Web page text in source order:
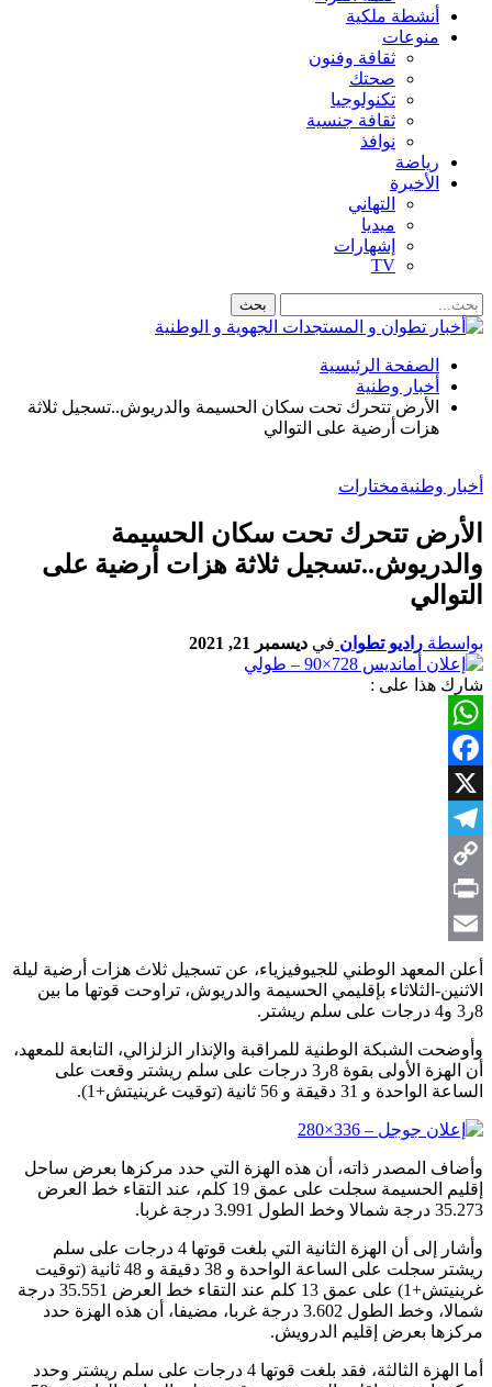
أنشطة ملكية
منوعات
ثقافة وفنون
صحتك
تكنولوجيا
ثقافة جنسية
نوافذ
رياضة
الأخيرة
التهاني
ميديا
إشهارات
TV
الصفحة الرئيسية
أخبار وطنية
الأرض تتحرك تحت سكان الحسيمة والدريوش..تسجيل ثلاثة
هزات أرضية على التوالي
أخبار وطنيةمختارات
الأرض تتحرك تحت سكان الحسيمة
والدريوش..تسجيل ثلاثة هزات أرضية على
التوالي
بواسطة راديو تطوان في ديسمبر 21, 2021
شارك هذا على :
WhatsApp
Facebook
X
Telegram
Copy
Link
Print
Email
أعلن المعهد الوطني للجيوفيزياء، عن تسجيل ثلاث هزات أرضية ليلة
الاثنين-الثلاثاء بإقليمي الحسيمة والدريوش، تراوحت قوتها ما بين
8ر3 و4 درجات على سلم ريشتر.
وأوضحت الشبكة الوطنية للمراقبة والإنذار الزلزالي، التابعة للمعهد،
أن الهزة الأولى بقوة 8ر3 درجات على سلم ريشتر وقعت على
الساعة الواحدة و 31 دقيقة و 56 ثانية (توقيت غرينيتش+1).
وأضاف المصدر ذاته، أن هذه الهزة التي حدد مركزها بعرض ساحل
إقليم الحسيمة سجلت على عمق 19 كلم، عند التقاء خط العرض
35.273 درجة شمالا وخط الطول 3.991 درجة غربا.
وأشار إلى أن الهزة الثانية التي بلغت قوتها 4 درجات على سلم
ريشتر سجلت على الساعة الواحدة و 38 دقيقة و 48 ثانية (توقيت
غرينيتش+1) على عمق 13 كلم عند التقاء خط العرض 35.551 درجة
شمالا، وخط الطول 3.602 درجة غربا، مضيفا، أن هذه الهزة حدد
مركزها بعرض إقليم الدرويش.
أما الهزة الثالثة، فقد بلغت قوتها 4 درجات على سلم ريشتر وحدد